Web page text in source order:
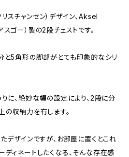
チャンセン）デザイン、Aksel
ゴー）製の2段チェストです。
と5角形の脚部がとても印象的なシリ
に、絶妙な幅の設定により、2段に分
収納力を有します。
デザインですが、お部屋に置くとこれ
ィネートしたくなる、そんな存在感